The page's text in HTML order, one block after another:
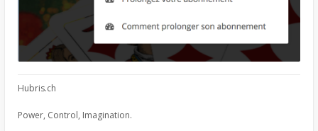
Hubris.ch
Power, Control, Imagination.